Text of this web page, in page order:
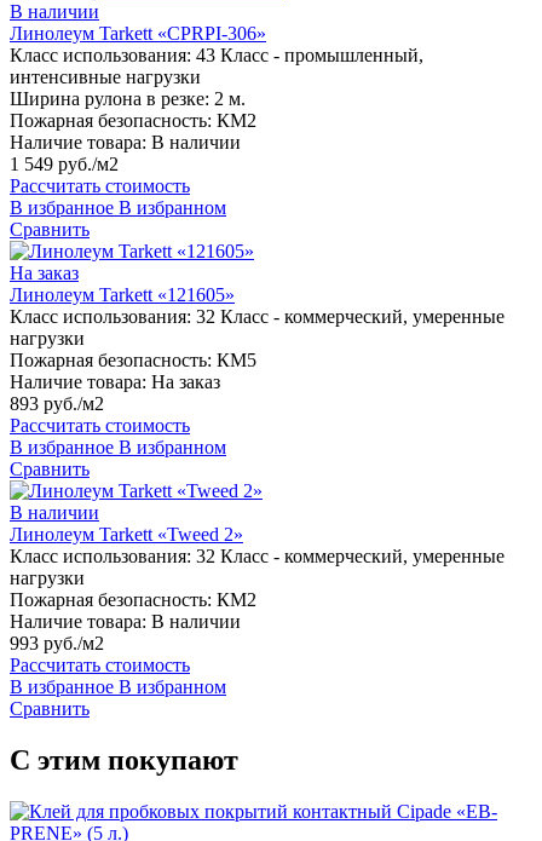
В наличии
Линолеум Tarkett «CPRPI-306»
Класс использования: 43 Класс - промышленный,
интенсивные нагрузки
Ширина рулона в резке: 2 м.
Пожарная безопасность: КМ2
Наличие товара: В наличии
1 549 руб./м2
Рассчитать стоимость
В избранное В избранном
Сравнить
На заказ
Линолеум Tarkett «121605»
Класс использования: 32 Класс - коммерческий, умеренные
нагрузки
Пожарная безопасность: КМ5
Наличие товара: На заказ
893 руб./м2
Рассчитать стоимость
В избранное В избранном
Сравнить
В наличии
Линолеум Tarkett «Tweed 2»
Класс использования: 32 Класс - коммерческий, умеренные
нагрузки
Пожарная безопасность: КМ2
Наличие товара: В наличии
993 руб./м2
Рассчитать стоимость
В избранное В избранном
Сравнить
С этим покупают